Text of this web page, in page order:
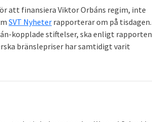
att finansiera Viktor Orbáns regim, inte
SVT Nyheter rapporterar om på tisdagen.
kopplade stiftelser, ska enligt rapporten
bränslepriser har samtidigt varit